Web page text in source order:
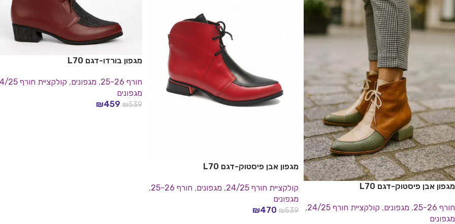
מגפון אבן פיסטוק-דגם L70
חורף 25-26 , מגפונים, קולקציית חורף 24/25
,
מגפונים
מגפון אבן פיסטוק-דגם L70
קולקציית חורף 24/25 , מגפונים, חורף 25-26
,
מגפונים
₪539
₪470
מגפון בורדו-דגם L70
חורף 25-26 , מגפונים, קולקציית חורף 24/25
מגפונים
₪539
₪459